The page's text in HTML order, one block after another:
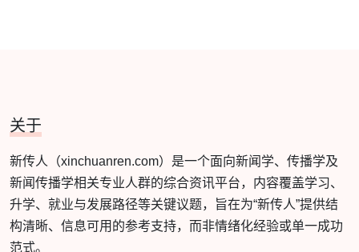
关于
新传人（xinchuanren.com）是一个面向新闻学、传播学及
新闻传播学相关专业人群的综合资讯平台，内容覆盖学习、
升学、就业与发展路径等关键议题，旨在为“新传人”提供结
构清晰、信息可用的参考支持，而非情绪化经验或单一成功
范式。